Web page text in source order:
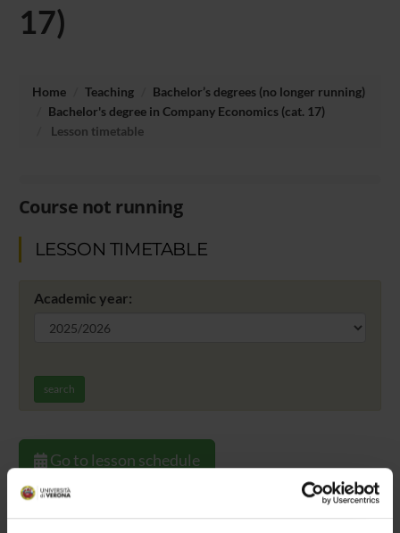
17)
Home Teaching
Bachelor’s degrees (no longer running)
Bachelor's degree in Company Economics (cat. 17)
Lesson timetable
Course not running
LESSON TIMETABLE
Academic year:
search
Go to lesson schedule